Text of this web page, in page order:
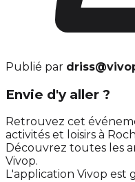
Publié par
Envie d'y aller ?
Retrouvez cet
activités et loisirs à
Découvrez toutes les
Vivop.
L'application Vivop est